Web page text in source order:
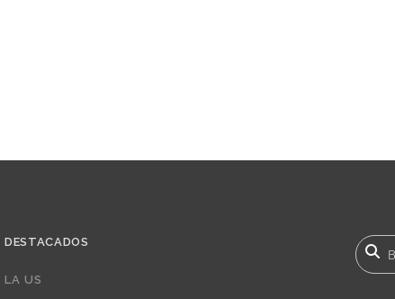
DESTACADOS
LA US
Buscar